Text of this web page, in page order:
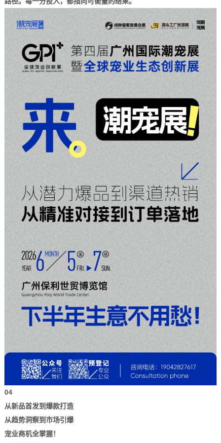
04
从新品首发到爆款打造
从趋势洞察到市场引爆
宠业商机全掌握！